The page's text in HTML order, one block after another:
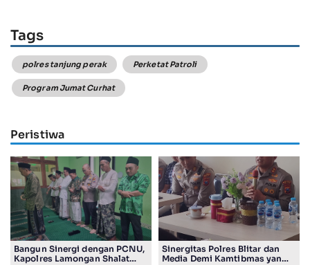
Tags
polres tanjung perak Perketat Patroli
Program Jumat Curhat
Peristiwa
Bangun Sinergi dengan PCNU,
Kapolres Lamongan Shalat
Sinergitas Polres Blitar dan
Media Demi Kamtibmas yang